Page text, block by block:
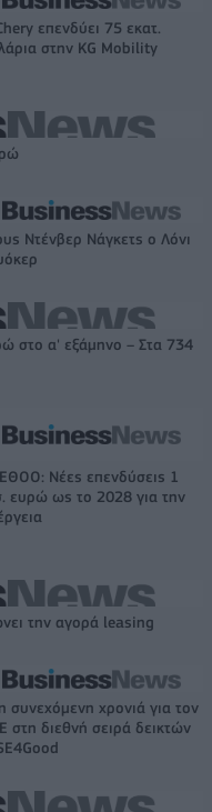
επενδύει 75 εκατ.
στην KG Mobility
Ντένβερ Νάγκετς ο Λόνι
στο α' εξάμηνο – Στα 734
Νέες επενδύσεις 1
ευρώ ως το 2028 για την
την αγορά leasing
συνεχόμενη χρονιά για τον
στη διεθνή σειρά δεικτών